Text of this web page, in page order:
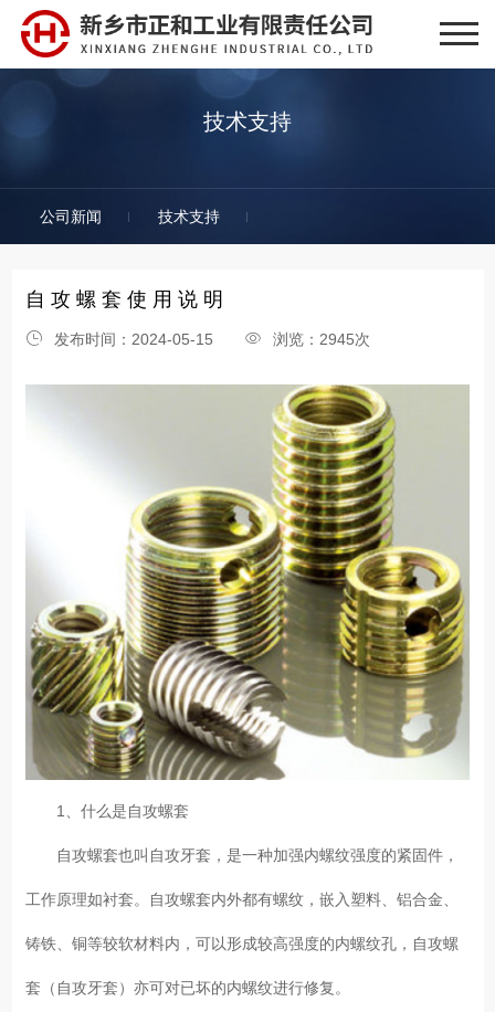
技术支持
公司新闻 技术支持
自 攻 螺 套 使 用 说 明
发布时间：2024-05-15 浏览：2945次
1、什么是自攻螺套
自攻螺套也叫自攻牙套，是一种加强内螺纹强度的紧固件，
工作原理如衬套。自攻螺套内外都有螺纹，嵌入塑料、铝合金、
铸铁、铜等较软材料内，可以形成较高强度的内螺纹孔，自攻螺
套（自攻牙套）亦可对已坏的内螺纹进行修复。